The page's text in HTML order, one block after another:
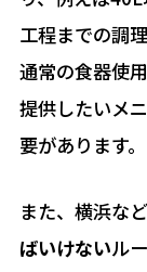
工程までの調
通常の食器使
提供したいメ
要があります。
また、横浜な
ばいけないル